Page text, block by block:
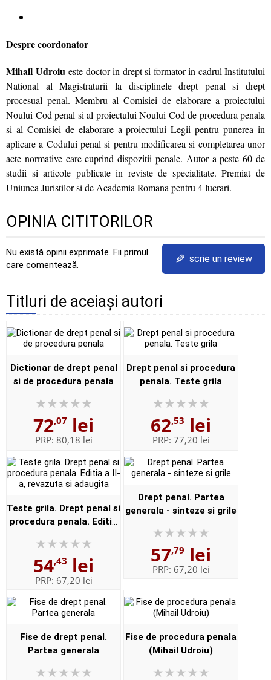
Despre coordonator
Mihail Udroiu este doctor in drept si formator in cadrul Institutului
National al Magistraturii la disciplinele drept penal si drept
procesual penal. Membru al Comisiei de elaborare a proiectului
Noului Cod penal si al proiectului Noului Cod de procedura penala
si al Comisiei de elaborare a proiectului Legii pentru punerea in
aplicare a Codului penal si pentru modificarea si completarea unor
acte normative care cuprind dispozitii penale. Autor a peste 60 de
studii si articole publicate in reviste de specialitate. Premiat de
Uniunea Juristilor si de Academia Romana pentru 4 lucrari.
OPINIA CITITORILOR
Nu există opinii exprimate. Fii primul
care comentează.
✎ scrie un review
Titluri de aceiași autori
Dictionar de drept penal
si de procedura penala
72,07 lei
PRP: 80,18 lei
Drept penal si procedura
penala. Teste grila
62,53 lei
PRP: 77,20 lei
Teste grila. Drept penal si
procedura penala. Editia
adaugita
54,43 lei
PRP: 67,20 lei
Drept penal. Partea
generala - sinteze si grile
57,79 lei
PRP: 67,20 lei
Fise de drept penal.
Partea generala
Fise de procedura penala
(Mihail Udroiu)